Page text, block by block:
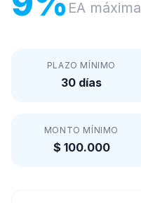
EA máxima
PLAZO MÍNIMO
30 días
MONTO MÍNIMO
$ 100.000